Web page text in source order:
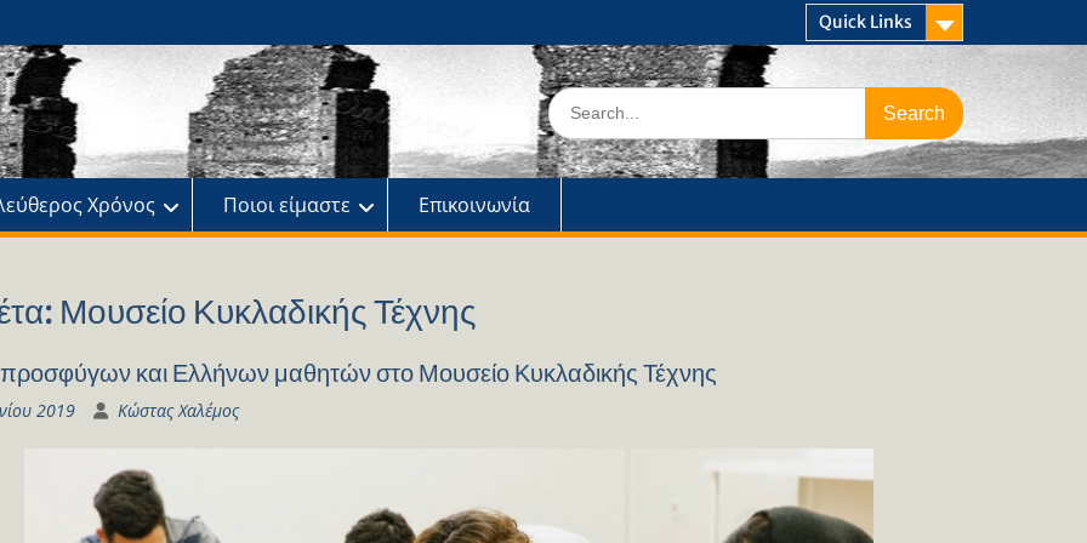
Quick Links
Search
for:
Χρόνος Ποιοι είμαστε Επικοινωνία
Μουσείο Κυκλαδικής Τέχνης
και Ελλήνων μαθητών στο Μουσείο Κυκλαδικής Τέχνης
2019 Κώστας Χαλέμος